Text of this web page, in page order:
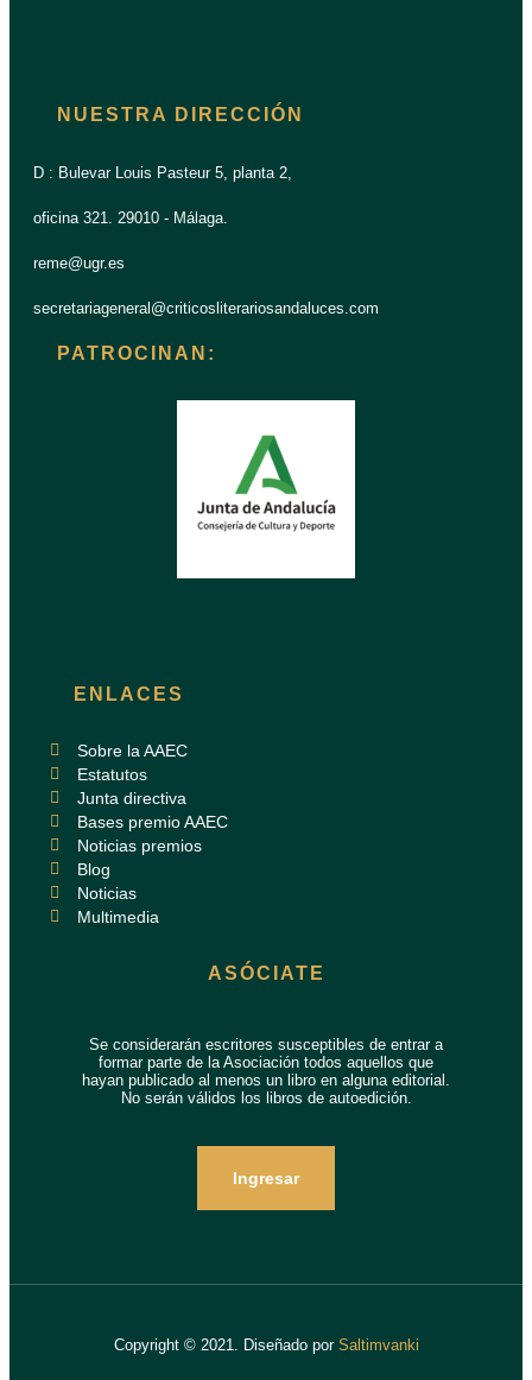
NUESTRA DIRECCIÓN
D : Bulevar Louis Pasteur 5, planta 2,
oficina 321. 29010 - Málaga.
reme@ugr.es
secretariageneral@criticosliterariosandaluces.com
PATROCINAN:
ENLACES
Sobre la AAEC
Estatutos
Junta directiva
Bases premio AAEC
Noticias premios
Blog
Noticias
Multimedia
ASÓCIATE
Se considerarán escritores susceptibles de entrar a
formar parte de la Asociación todos aquellos que
hayan publicado al menos un libro en alguna editorial.
No serán válidos los libros de autoedición.
Ingresar
Copyright © 2021. Diseñado por Saltimvanki